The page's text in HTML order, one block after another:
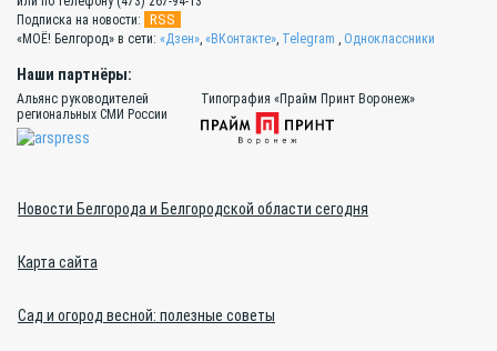
Подписка на новости:
RSS
«МОЁ! Белгород» в сети: «Дзен», «ВКонтакте», Telegram , Одноклассники
Наши партнёры:
Альянс руководителей
региональных СМИ России
Типография «Прайм Принт Воронеж»
Новости Белгорода и Белгородской области сегодня
Карта сайта
Сад и огород весной: полезные советы